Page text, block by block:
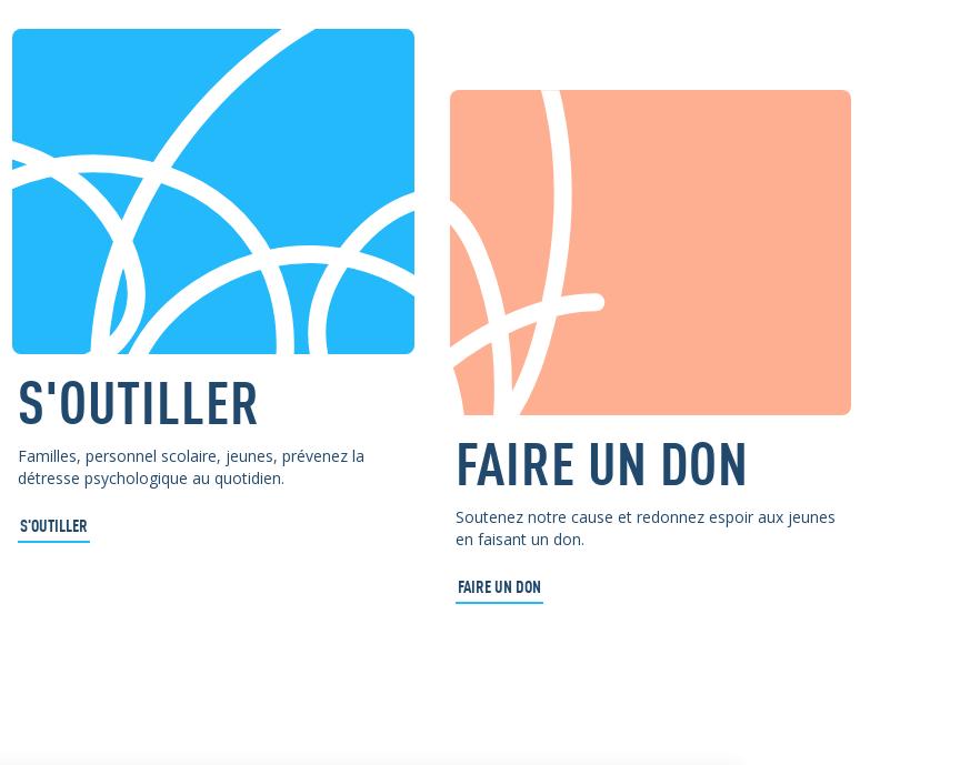
S'OUTILLER
Familles, personnel scolaire, jeunes, prévenez la
détresse psychologique au quotidien.
S'OUTILLER
FAIRE UN DON
Soutenez notre cause et redonnez espoir aux jeunes
en faisant un don.
FAIRE UN DON